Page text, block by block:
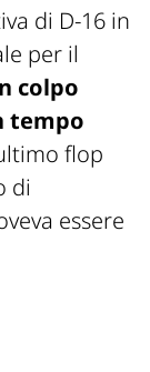
di D-16 in
per il
colpo
tempo
flop
di
essere